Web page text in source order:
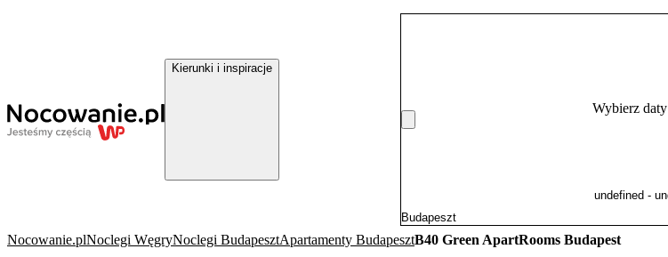
Kierunki i inspiracje
Wybierz daty
Nocowanie.plNoclegi WęgryNoclegi BudapesztApartamenty BudapesztB40 Green ApartRooms Budapest